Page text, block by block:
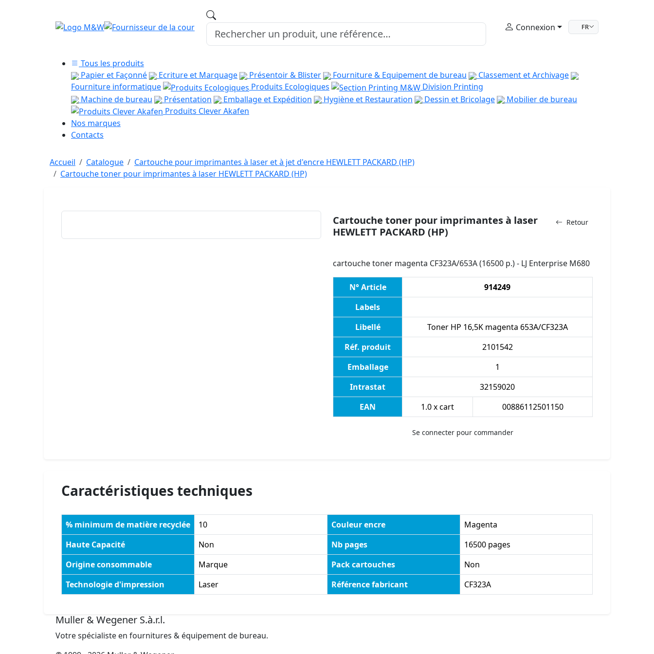
Connexion FR
Tous les produits
Papier et Façonné
Ecriture et Marquage Présentoir & Blister Fourniture & Equipement de bureau
Classement et Archivage
Fourniture informatique
Produits Ecologiques
Division Printing
Machine de bureau
Présentation Emballage et Expédition Hygiène et Restauration Dessin et Bricolage
Mobilier de bureau
Produits Clever Akafen
Nos marques
Contacts
Accueil Catalogue
Cartouche pour imprimantes à laser et à jet d'encre HEWLETT PACKARD (HP)
Cartouche toner pour imprimantes à laser HEWLETT PACKARD (HP)
Retour
Cartouche toner pour imprimantes à laser
HEWLETT PACKARD (HP)
cartouche toner magenta CF323A/653A (16500 p.) - LJ Enterprise M680
N° Article
914249
Labels
Libellé
Toner HP 16,5K magenta 653A/CF323A
Réf. produit
2101542
Emballage
1
Intrastat
32159020
EAN
1.0 x cart 00886112501150
Se connecter pour commander
Caractéristiques techniques
% minimum de matière recyclée 10 Couleur encre
Magenta
Haute Capacité
Non Nb pages
16500 pages
Origine consommable
Marque Pack cartouches
Non
Technologie d'impression
Laser Référence fabricant CF323A
Muller & Wegener S.à.r.l.
Votre spécialiste en fournitures & équipement de bureau.